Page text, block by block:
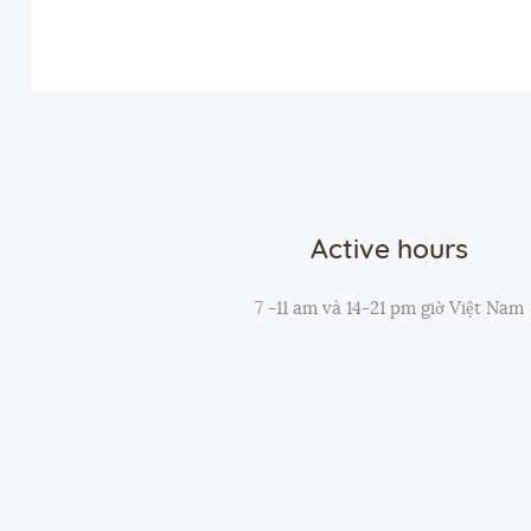
Active hours
7 -11 am và 14-21 pm giờ Việt Nam